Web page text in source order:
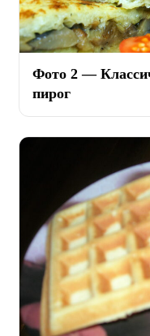
Фото 2 —
пирог